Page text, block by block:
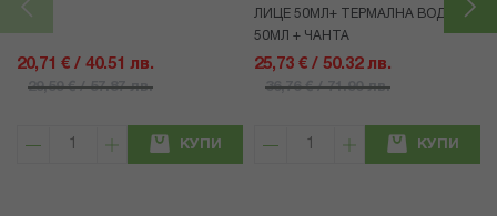
20,71 € / 40.51 лв.
29,59 € / 57.87 лв.
КУПИ
ЛИЦЕ 50МЛ+ ТЕРМАЛНА ВОДА
50МЛ + ЧАНТА
25,73 € / 50.32 лв.
36,76 € / 71.90 лв.
КУПИ